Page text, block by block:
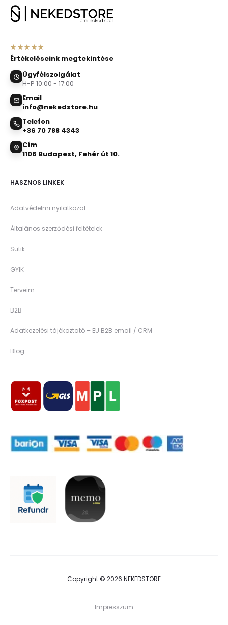
★★★★★
Értékeléseink megtekintése
Ügyfélszolgálat
H-P 10:00 - 17:00
Email
info@nekedstore.hu
Telefon
+36 70 788 4343
Cím
1106 Budapest, Fehér út 10.
HASZNOS LINKEK
Adatvédelmi nyilatkozat
Általános szerződési feltételek
Sütik
GYIK
Terveim
B2B
Adatkezelési tájékoztató – EU B2B email / CRM
Blog
Copyright © 2026 NEKEDSTORE
Impresszum